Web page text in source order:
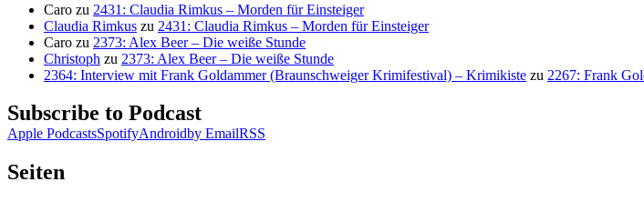
Caro zu 2431: Claudia Rimkus – Morden für Einsteiger
Claudia Rimkus zu 2431: Claudia Rimkus – Morden für Einsteiger
Caro zu 2373: Alex Beer – Die weiße Stunde
Christoph zu 2373: Alex Beer – Die weiße Stunde
2364: Interview mit Frank Goldammer (Braunschweiger Krimifestival) – Krimikiste zu 2267: Frank
Subscribe to Podcast
Apple PodcastsSpotifyAndroidby EmailRSS
Seiten